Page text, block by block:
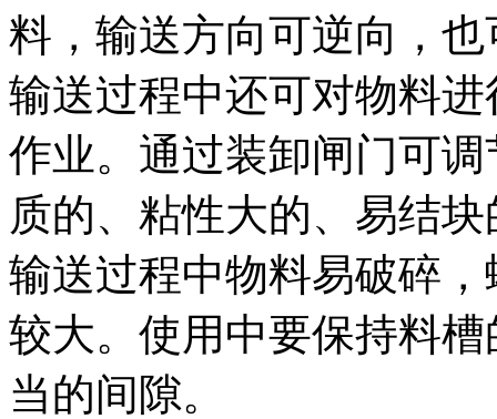
料，输送方向可逆向，
输送过程中还可对物料
作业。通过装卸闸门可
质的、粘性大的、易结
输送过程中物料易破碎
较大。使用中要保持料
当的间隙。